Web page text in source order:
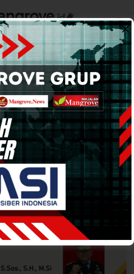
Ekonomi & Bisnis Info Tanah Papua
Support by
18:03
Jabat Kakanwil
Barat